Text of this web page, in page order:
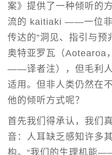
案》提供了一种倾听的
流的 kaitiaki ——一位非
传达的“洞见、指引与预
奥特亚罗瓦（Aotearoa
——译者注），但毛利
适用。但非人类仍然在
他的倾听方式呢？
首先我们得承认，我们
音：人耳缺乏感知许多
构。“我们的生理机能